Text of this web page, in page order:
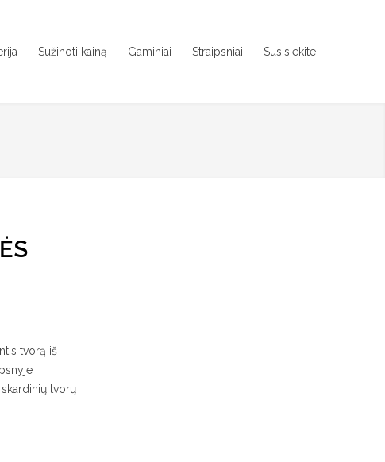
Sužinoti kainą Gaminiai Straipsniai Susisiekite
tvorą iš
tvorų